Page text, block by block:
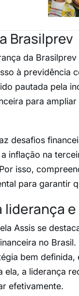
Brasilprev
da
à previdência
pautada pela
para
desafios
inflação na
isso,
para garantir
liderança
Assis se
no
bem
ela, a liderança
efetivamente.